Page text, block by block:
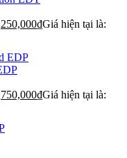
₫Giá hiện tại là:
₫Giá hiện tại là: